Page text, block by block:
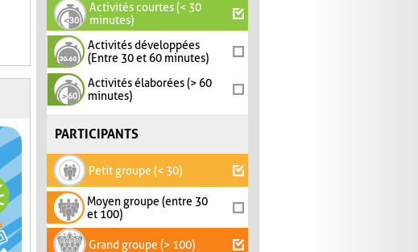
Activités courtes (< 30
minutes)
Activités développées
(Entre 30 et 60 minutes)
Activités élaborées (> 60
minutes)
PARTICIPANTS
Petit groupe (< 30)
Moyen groupe (entre 30
et 100)
Grand groupe (> 100)